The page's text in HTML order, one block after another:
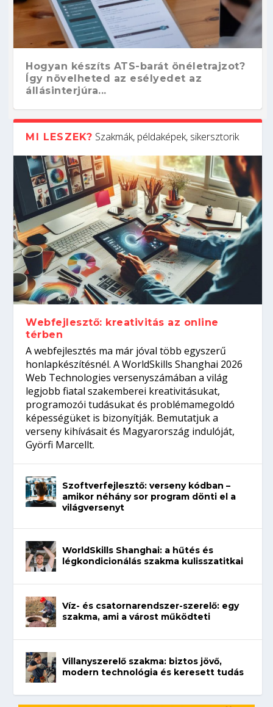
Hogyan készíts ATS-barát önéletrajzot?
Így növelheted az esélyedet az
állásinterjúra...
Kitalálod, mire használják ezeket a
gépeket?
Nem sikerült az egyetemi felvételi?
Tanulj szakmát!
Szoftverfejlesztő: verseny kódban –
amikor néhány sor program dönti el a
világversenyt...
Digitális detox – hogyan kapcsolódj ki
telefon nélkül?
MI LESZEK? Szakmák, példaképek, sikersztorik
Webfejlesztő: kreativitás az online
térben
A webfejlesztés ma már jóval több egyszerű
honlapkészítésnél. A WorldSkills Shanghai 2026
Web Technologies versenyszámában a világ
legjobb fiatal szakemberei kreativitásukat,
programozói tudásukat és problémamegoldó
képességüket is bizonyítják. Bemutatjuk a
verseny kihívásait és Magyarország indulóját,
Györfi Marcellt.
Szoftverfejlesztő: verseny kódban –
amikor néhány sor program dönti el a
világversenyt
WorldSkills Shanghai: a hűtés és
légkondicionálás szakma kulisszatitkai
Víz- és csatornarendszer-szerelő: egy
szakma, ami a várost működteti
Villanyszerelő szakma: biztos jövő,
modern technológia és keresett tudás